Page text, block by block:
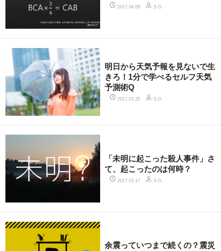
2017.04.08 S.O.
明日から天気予報を見ないで生
きろ！1分で学べるセルフ天気
予測術Q
2017.03.25 S.O.
「未明に起こった殺人事件」さ
て、起こったのは何時？
2017.03.17 S.O.
余震っていつまで続くの？震災